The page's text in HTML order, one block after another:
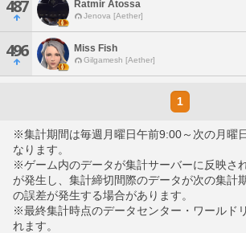
487 Ratmir Atossa
Jenova [Aether]
496 Miss Fish
Gilgamesh [Aether]
1
※集計期間は毎週月曜日午前9:00～次の月曜
なります。
※ゲーム内のデータが集計サーバーに反映さ
が発生し、集計締切間際のデータが次の集計
の誤差が発生する場合があります。
※最終集計時点のデータセンター・ワールド
れます。